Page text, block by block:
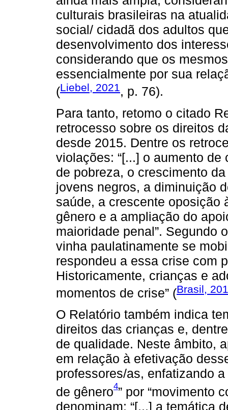
culturais brasileiras na
social/ cidadã dos adultos
desenvolvimento dos
considerando que os
essencialmente por sua
(Liebel, 2021, p. 76).
Para tanto, retomo o citado
retrocesso sobre os direitos
desde 2015. Dentre os
violações: “[...] o aumento
de pobreza, o crescimento
jovens negros, a diminuição
saúde, a crescente oposição
gênero e a ampliação do
maioridade penal”. Segundo
vinha paulatinamente se
respondeu a essa crise com
Historicamente, crianças e
momentos de crise” (Brasil,
O Relatório também indica
direitos das crianças e,
de qualidade. Neste âmbito,
em relação à efetivação
professores/as, enfatizando
de gênero4” por “movimento
denominam: “[...] a temática